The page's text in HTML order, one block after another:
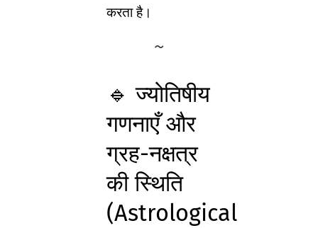
करता है।
🔹 ज्योतिषीय
गणनाएँ और
ग्रह-नक्षत्र
की स्थिति
(Astrological